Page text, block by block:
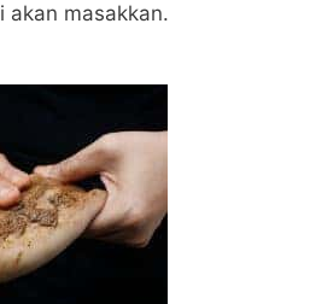
akan masakkan.